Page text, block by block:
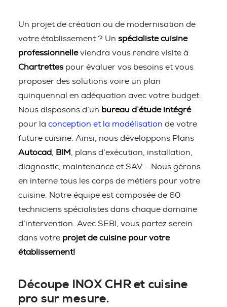
Un projet de création ou de modernisation de
votre établissement ? Un spécialiste cuisine
professionnelleviendra vous rendre visite à
Chartrettes pour évaluer vos besoins et vous
proposer des solutions voire un plan
quinquennal en adéquation avec votre budget.
Nous disposons d’un bureau d’étude intégré
pour la conception et la modélisation de votre
future cuisine. Ainsi, nous développons Plans
Autocad
BIM
, plans d’exécution, installation,
diagnostic, maintenance et SAV…. Nous gérons
en interne tous les corps de métiers pour votre
cuisine. Notre équipe est composée de 60
techniciens spécialistes dans chaque domaine
d’intervention. Avec SEBI, vous partez serein
dans votre projet de cuisine pour votre
établissement!
Découpe INOX CHR et cuisine
pro sur mesure.